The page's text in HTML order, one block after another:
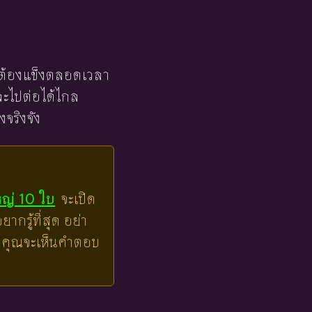
องแข็งตลอดเวลา
ไปต่อได้ไกล
ริงจัง
10 ใบ จะเปิด
ากรู้ที่สุด อย่า
ณจะเห็นคำตอบ